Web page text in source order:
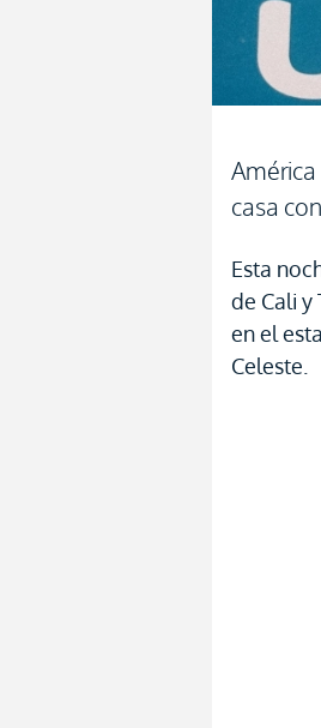
casa
Esta
de Cali
en el
Celeste.